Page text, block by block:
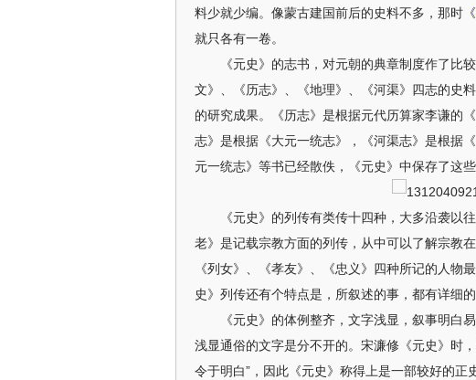
料少就少编。像蒙古建国前后的史料不多，那时《
就只各有一卷。
《元史》的志书，对元朝的典章制度作了比较
文》、《历志》、《地理》、《河渠》四志的史
的研究成果。《历志》是根据元代历算家李谦的
志》是根据《大元一统志》，《河渠志》是根据
元一统志》等书已经散佚，《元史》中保存了这
《元史》的列传有类传十四种，大多沿袭以往
老》是记载宗教方面的列传，从中可以了解宗教
《列女》、《孝友》、《忠义》四种所记的人物
史》列传还有个特点是，所叙述的事，都有详细
《元史》的体例整齐，文字浅显，叙事明白易
浅显通俗的文字是分不开的。宋濂修《元史》时
令于明白”，因此《元史》称得上是一部较好的正史